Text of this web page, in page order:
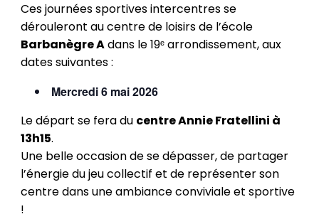
Ces journées sportives intercentres se
dérouleront au centre de loisirs de l’école
Barbanègre Adans le 19ᵉ arrondissement, aux
dates suivantes :
Mercredi 6 mai 2026
Le départ se fera du centre Annie Fratellini à
13h15.
Une belle occasion de se dépasser, de partager
l’énergie du jeu collectif et de représenter son
centre dans une ambiance conviviale et sportive
!